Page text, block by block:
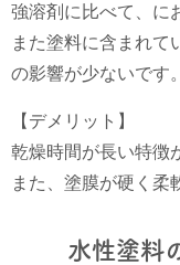
強溶剤に比べて、に
また塗料に含まれて
の影響が少ないです。
【デメリット】
乾燥時間が長い特徴
また、塗膜が硬く柔
水性塗料